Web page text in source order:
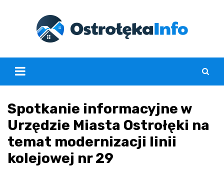
Spotkanie informacyjne w
Urzędzie Miasta Ostrołęki na
temat modernizacji linii
kolejowej nr 29